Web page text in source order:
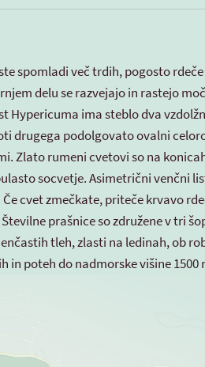
spomladi več trdih, pogosto rdeče
delu se razvejajo in rastejo
Hypericuma ima steblo dva
drugega podolgovato ovalni
Zlato rumeni cvetovi so na
socvetje. Asimetrični venčni
cvet zmečkate, priteče krvavo
prašnice so združene v tri
tleh, zlasti na ledinah, ob
in poteh do nadmorske višine 1500